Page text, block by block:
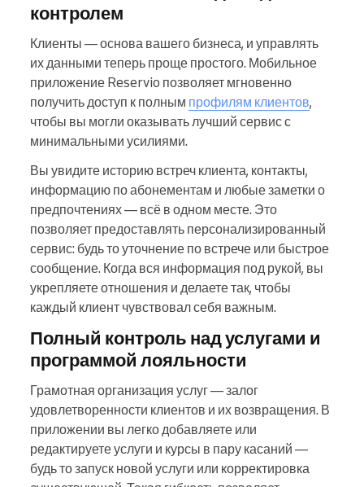
контролем
Клиенты — основа вашего бизнеса, и управлять
их данными теперь проще простого. Мобильное
приложение Reservio позволяет мгновенно
получить доступ к полным профилям клиентов,
чтобы вы могли оказывать лучший сервис с
минимальными усилиями.
Вы увидите историю встреч клиента, контакты,
информацию по абонементам и любые заметки о
предпочтениях — всё в одном месте. Это
позволяет предоставлять персонализированный
сервис: будь то уточнение по встрече или быстрое
сообщение. Когда вся информация под рукой, вы
укрепляете отношения и делаете так, чтобы
каждый клиент чувствовал себя важным.
Полный контроль над услугами и
программой лояльности
Грамотная организация услуг — залог
удовлетворенности клиентов и их возвращения. В
приложении вы легко добавляете или
редактируете услуги и курсы в пару касаний —
будь то запуск новой услуги или корректировка